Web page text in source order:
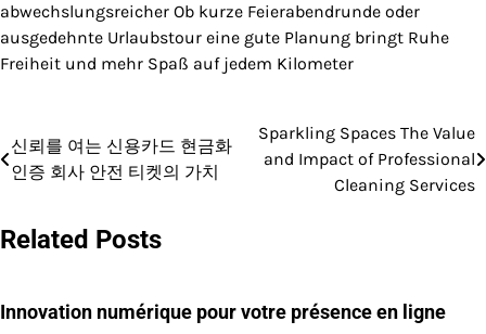
abwechslungsreicher Ob kurze Feierabendrunde oder
ausgedehnte Urlaubstour eine gute Planung bringt Ruhe
Freiheit und mehr Spaß auf jedem Kilometer
Post
navigation
신뢰를 여는 신용카드 현금화
인증 회사 안전 티켓의 가치
Sparkling Spaces The Value
and Impact of Professional
Cleaning Services
Related Posts
Innovation numérique pour votre présence en ligne